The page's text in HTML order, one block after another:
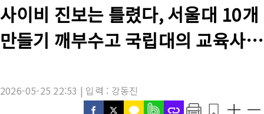
기
사
목
사이비 진보는 틀렸다, 서울대 10개
만들기 깨부수고 국립대의 교육사다
2026-05-25 22:53 | 입력 : 강동진